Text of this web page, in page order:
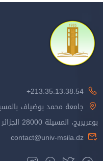
213.35.13.38.54+
جامعة محمد بوضياف
بوعريريج، المسيلة 28000 الجزائر
contact@univ-msila.dz